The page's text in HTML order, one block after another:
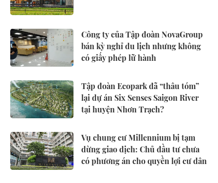
Công ty của Tập đoàn NovaGroup
bán kỳ nghỉ du lịch nhưng không
có giấy phép lữ hành
Tập đoàn Ecopark đã “thâu tóm”
lại dự án Six Senses Saigon River
tại huyện Nhơn Trạch?
Vụ chung cư Millennium bị tạm
dừng giao dịch: Chủ đầu tư chưa
có phương án cho quyền lợi cư dân